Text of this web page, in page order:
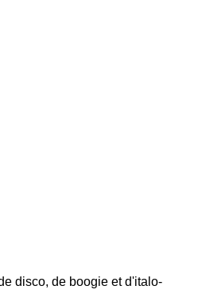
disco, de boogie et d'italo-